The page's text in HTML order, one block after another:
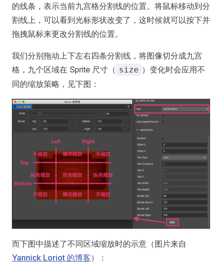
的线条，表示当前九宫格分割线的位置。将鼠标移动到分
割线上，可以看到光标形状改变了，这时候就可以按下并
拖拽鼠标来更改分割线的位置。
我们分别拖动上下左右四条分割线，将图像切分成九宫
格，九个区域在 Sprite 尺寸（ size ）变化时会应用不
同的缩放策略，见下图：
而下图中描述了不同区域缩放时的示意（图片来自
Yannick Loriot 的博客）：